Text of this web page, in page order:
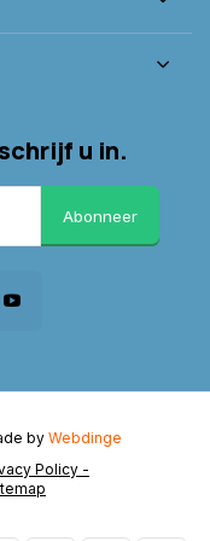
u in.
Abonneer
Policy -
by Webdinge